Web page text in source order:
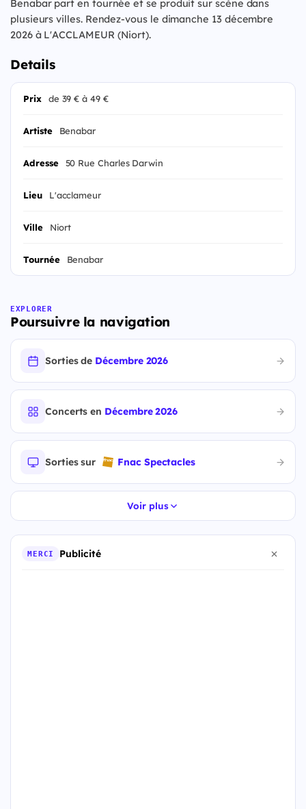
Benabar part en tournée et se produit sur scène dans
plusieurs villes. Rendez-vous le dimanche 13 décembre
2026 à L'ACCLAMEUR (Niort).
Details
Prix de 39 € à 49 €
Artiste Benabar
Adresse 50 Rue Charles Darwin
Lieu L'acclameur
Ville Niort
Tournée Benabar
EXPLORER
Poursuivre la navigation
Sorties de Décembre 2026
Concerts en Décembre 2026
Sorties sur Fnac Spectacles
Voir plus
MERCI Publicité